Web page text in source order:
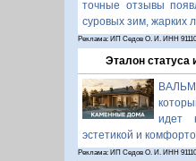
точные отзывы
суровых зим, жарких
Реклама: ИП Седов О. И. ИНН
Эталон статуса
идет
эстетикой и
Реклама: ИП Седов О. И. ИНН